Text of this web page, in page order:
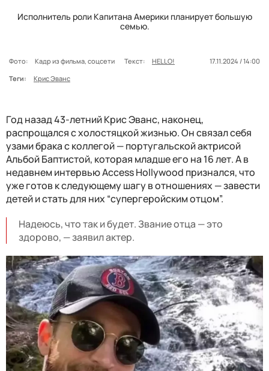
Исполнитель роли Капитана Америки планирует большую
семью.
Фото: Кадр из фильма, соцсети Текст: HELLO!
17.11.2024 / 14:00
Теги:
Крис Эванс
Год назад 43-летний Крис Эванс, наконец,
распрощался с холостяцкой жизнью. Он связал себя
узами брака с коллегой — португальской актрисой
Альбой Баптистой, которая младше его на 16 лет. А в
недавнем интервью Access Hollywood признался, что
уже готов к следующему шагу в отношениях — завести
детей и стать для них “супергеройским отцом”.
Надеюсь, что так и будет. Звание отца — это
здорово, — заявил актер.